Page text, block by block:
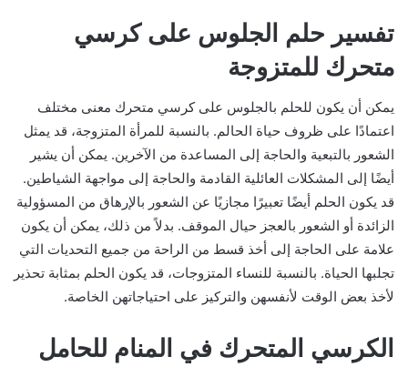
تفسير حلم الجلوس على كرسي
متحرك للمتزوجة
يمكن أن يكون للحلم بالجلوس على كرسي متحرك معنى مختلف
اعتمادًا على ظروف حياة الحالم. بالنسبة للمرأة المتزوجة، قد يمثل
الشعور بالتبعية والحاجة إلى المساعدة من الآخرين. يمكن أن يشير
أيضًا إلى المشكلات العائلية القادمة والحاجة إلى مواجهة الشياطين.
قد يكون الحلم أيضًا تعبيرًا مجازيًا عن الشعور بالإرهاق من المسؤولية
الزائدة أو الشعور بالعجز حيال الموقف. بدلاً من ذلك، يمكن أن يكون
علامة على الحاجة إلى أخذ قسط من الراحة من جميع التحديات التي
تجلبها الحياة. بالنسبة للنساء المتزوجات، قد يكون الحلم بمثابة تحذير
لأخذ بعض الوقت لأنفسهن والتركيز على احتياجاتهن الخاصة.
الكرسي المتحرك في المنام للحامل